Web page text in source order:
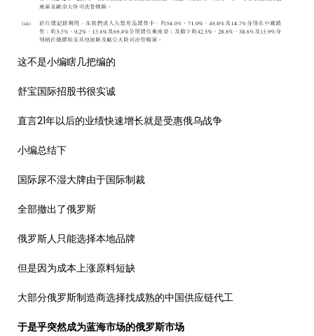
这不是小编瞎几把编的
舒宝国际招股书很实诚
直言21年以后的业绩快速增长就是受惠俄乌战争
小编总结下
国际尿不湿大牌由于国际制裁
全部撤出了俄罗斯
俄罗斯人只能选择本地品牌
但是因为成本上涨原料短缺
大部分俄罗斯制造商选择找成熟的中国供应链代工
于是乎突然成为蓝海市场的俄罗斯市场